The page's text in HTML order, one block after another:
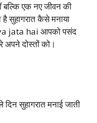
बल्कि एक नए जीवन की
सुहागरात कैसे मनाया
jata hai आपको पसंद
दोस्तों को।
सुहागरात मनाई जाती